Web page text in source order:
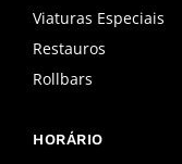
Viaturas Especiais
Restauros
Rollbars
HORÁRIO